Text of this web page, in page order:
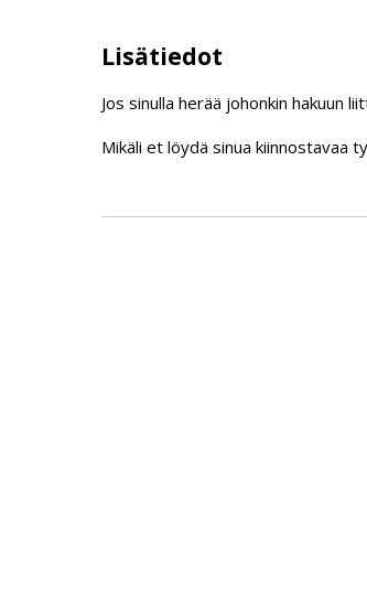
Lisätiedot
Jos sinulla herää johonkin hakuun
Mikäli et löydä sinua kiinnostavaa